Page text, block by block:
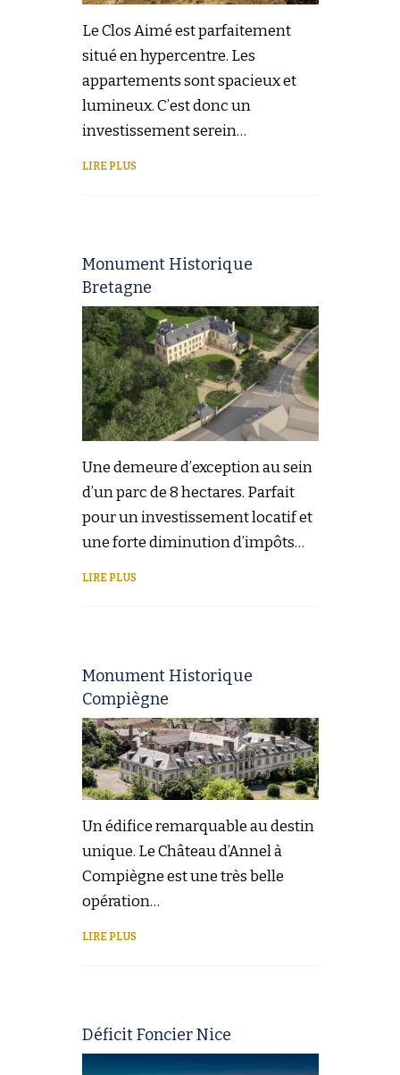
Le Clos Aimé est parfaitement
situé en hypercentre. Les
appartements sont spacieux et
lumineux. C’est donc un
investissement serein…
LIRE PLUS
Monument Historique
Bretagne
Une demeure d’exception au sein
d’un parc de 8 hectares. Parfait
pour un investissement locatif et
une forte diminution d’impôts…
LIRE PLUS
Monument Historique
Compiègne
Un édifice remarquable au destin
unique. Le Château d’Annel à
Compiègne est une très belle
opération…
LIRE PLUS
Déficit Foncier Nice